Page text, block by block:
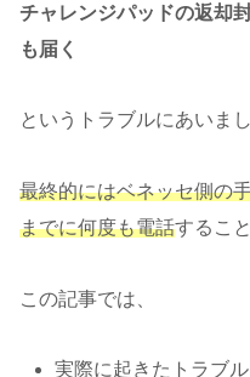
チャレンジパッドの返却
も届く
というトラブルにあいまし
最終的にはベネッセ側の
までに何度も電話すること
この記事では、
実際に起きたトラブル